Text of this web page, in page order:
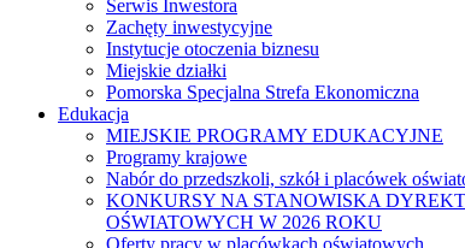
Serwis Inwestora
Zachęty inwestycyjne
Instytucje otoczenia biznesu
Miejskie działki
Pomorska Specjalna Strefa Ekonomiczna
Edukacja
MIEJSKIE PROGRAMY EDUKACYJNE
Programy krajowe
Nabór do przedszkoli, szkół i placówek
KONKURSY NA STANOWISKA
OŚWIATOWYCH W 2026 ROKU